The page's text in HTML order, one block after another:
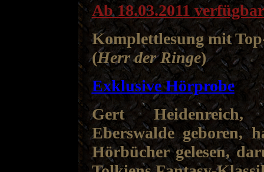
Ab 18.03.2011 verfügbar
Komplettlesung mit
(Herr der Ringe)
Exklusive Hörprobe
Gert
Eberswalde geboren,
Hörbücher gelesen,